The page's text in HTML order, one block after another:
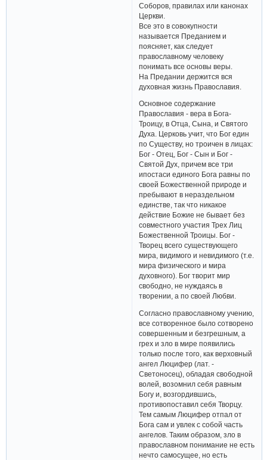
Соборов, правилах или канонах
Церкви.
Все это в совокупности
называется Преданием и
поясняет, как следует
православному человеку
понимать все основы веры.
На Предании держится вся
духовная жизнь Православия.
Основное содержание
Православия - вера в Бога-
Троицу, в Отца, Сына, и Святого
Духа. Церковь учит, что Бог един
по Существу, но троичен в лицах:
Бог - Отец, Бог - Сын и Бог -
Святой Дух, причем все три
ипостаси единого Бога равны по
своей Божественной природе и
пребывают в нераздельном
единстве, так что никакое
действие Божие не бывает без
совместного участия Трех Лиц
Божественной Троицы. Бог -
Творец всего существующего
мира, видимого и невидимого (т.е.
мира физического и мира
духовного). Бог творит мир
свободно, не нуждаясь в
творении, а по своей Любви.
Согласно православному учению,
все сотворенное было сотворено
совершенным и безгрешным, а
грех и зло в мире появились
только после того, как верховный
ангел Люцифер (лат. -
Светоносец), обладая свободной
волей, возомнил себя равным
Богу и, возгордившись,
противопоставил себя Творцу.
Тем самым Люцифер отпал от
Бога сам и увлек с собой часть
ангелов. Таким образом, зло в
православном понимание не есть
нечто самосущее, но есть